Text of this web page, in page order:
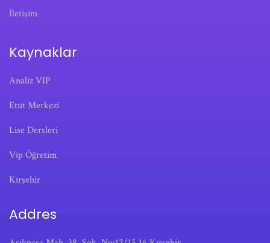
İletişim
Kaynaklar
Analiz VIP
Etüt Merkezi
Lise Dersleri
Vip Öğretim
Kırşehir
Addres